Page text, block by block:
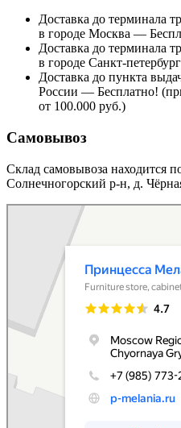
Доставка до терминала
в городе Москва —
Доставка до терминала
в городе Санкт-
Доставка до пункта
России — Бесплатно!
от 100.000 руб.)
Самовывоз
Склад самовывоза находится
Солнечногорский р-н, д.
Принцесса Мелания
Мебельная фабрика в Москве и
Магазин мебели в Москве и Московской